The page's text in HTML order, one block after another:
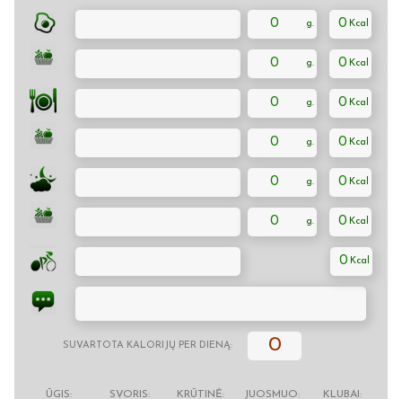
0 0
0 0
0 0
0 0
0 0
0 0
0
SUVARTOTA KALORIJŲ PER DIENĄ: 0
ŪGIS: SVORIS: KRŪTINĖ: JUOSMUO: KLUBAI: